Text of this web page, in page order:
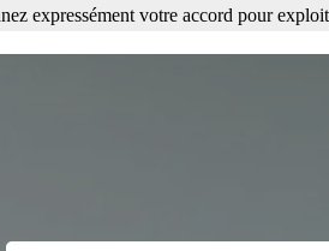
votre accord pour exploiter ces
expressément votre accord pour